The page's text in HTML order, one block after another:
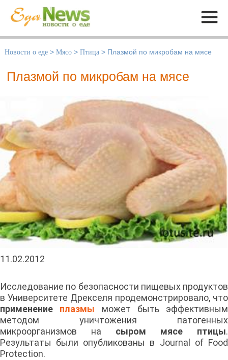
Меню
Новости о еде > Мясо > Птица > Плазмой по микробам на мясе
Плазмой по микробам на мясе
11.02.2012
Исследование по безопасности пищевых продуктов
в Университете Дрекселя продемонстрировало, что
применение плазмы может быть эффективным
методом уничтожения патогенных
микроорганизмов на сыром мясе птицы.
Результаты были опубликованы в Journal of Food
Protection.